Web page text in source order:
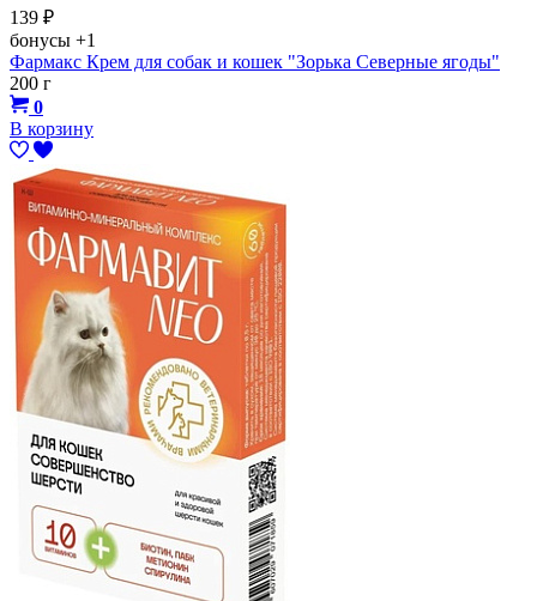
139 ₽
бонусы +1
Фармакс Крем для собак и кошек "Зорька Северные ягоды"
200 г
0
В корзину